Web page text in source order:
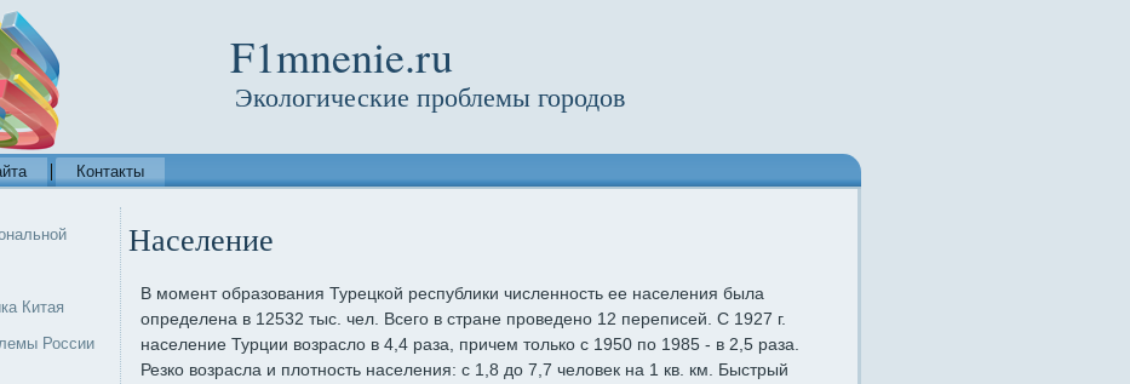
F1mnenie.ru
Экологические проблемы городов
Контакты
Китая
России
Население
В момент образования Турецкой республики численность ее населения была
определена в 12532 тыс. чел. Всего в стране проведено 12 переписей. С 1927 г.
население Турции возрасло в 4,4 раза, причем только с 1950 по 1985 - в 2,5 раза.
Резко возрасла и плотность населения: с 1,8 до 7,7 человек на 1 кв. км. Быстрый